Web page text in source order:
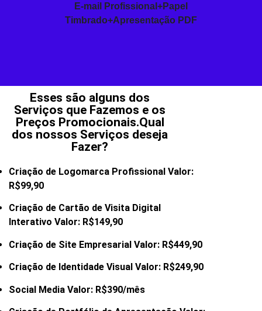
E-mail Profissional+Papel
Timbrado+Apresentação PDF
Esses são alguns dos
Serviços que Fazemos e os
Preços Promocionais.Qual
dos nossos Serviços deseja
Fazer?
Criação de Logomarca Profissional Valor:
R$99,90
Criação de Cartão de Visita Digital
Interativo Valor: R$149,90
Criação de Site Empresarial Valor: R$449,90
Criação de Identidade Visual Valor: R$249,90
Social Media Valor: R$390/mês